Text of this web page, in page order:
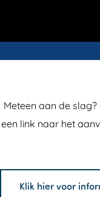
Meteen aan de
een link naar het
Klik hier voor